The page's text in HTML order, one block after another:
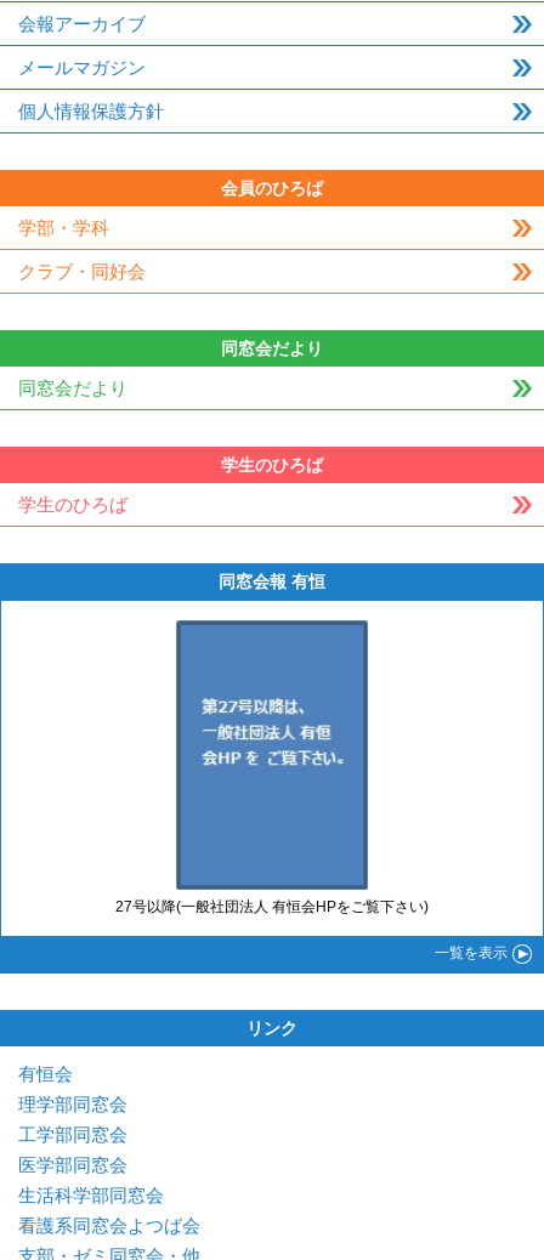
会報アーカイブ
メールマガジン
個人情報保護方針
会員のひろば
学部・学科
クラブ・同好会
同窓会だより
同窓会だより
学生のひろば
学生のひろば
同窓会報 有恒
27号以降(一般社団法人 有恒会HPをご覧下さい)
一覧を表示
リンク
有恒会
理学部同窓会
工学部同窓会
医学部同窓会
生活科学部同窓会
看護系同窓会よつば会